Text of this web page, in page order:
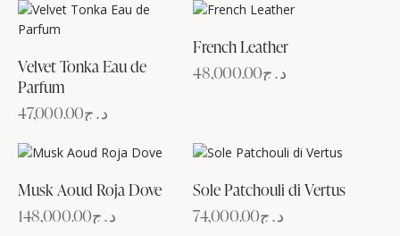
Velvet Tonka Eau de
Parfum
د.ج47,000.00
French Leather
د.ج48,000.00
Musk Aoud Roja Dove
د.ج148,000.00
Sole Patchouli di Vertus
د.ج74,000.00